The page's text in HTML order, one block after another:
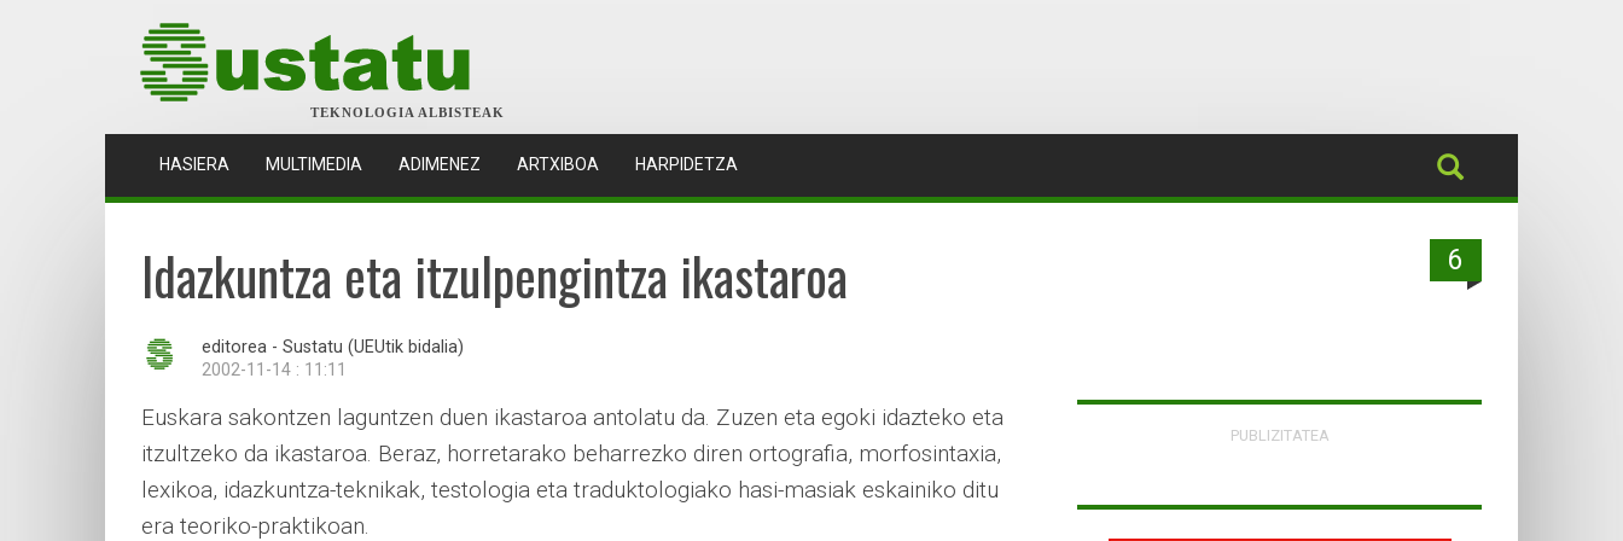
TEKNOLOGIA ALBISTEAK
HASIERA (CURRENT)
MULTIMEDIA ADIMENEZ ARTXIBOA HARPIDETZA
6
Idazkuntza eta itzulpengintza ikastaroa
editorea - Sustatu (UEUtik bidalia)
2002-11-14 : 11:11
Euskara sakontzen laguntzen duen ikastaroa antolatu da. Zuzen eta egoki idazteko eta
itzultzeko da ikastaroa. Beraz, horretarako beharrezko diren ortografia, morfosintaxia,
lexikoa, idazkuntza-teknikak, testologia eta traduktologiako hasi-masiak eskainiko ditu
era teoriko-praktikoan.
PUBLIZITATEA